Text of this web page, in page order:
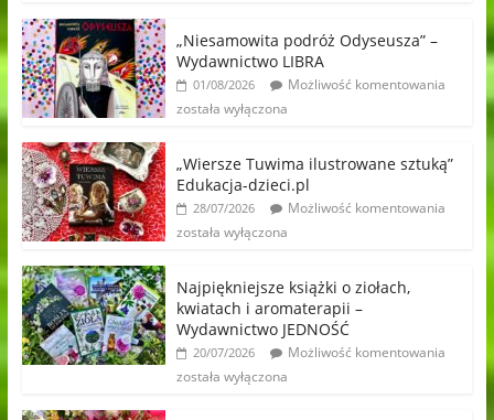
„Niesamowita podróż Odyseusza” –
Wydawnictwo LIBRA
01/08/2026
Możliwość komentowania
została wyłączona
„Wiersze Tuwima ilustrowane sztuką”
Edukacja-dzieci.pl
28/07/2026
Możliwość komentowania
została wyłączona
Najpiękniejsze książki o ziołach,
kwiatach i aromaterapii –
Wydawnictwo JEDNOŚĆ
20/07/2026
Możliwość komentowania
została wyłączona